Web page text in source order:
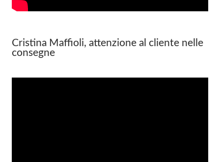
Cristina Maffioli, attenzione al cliente nelle
consegne